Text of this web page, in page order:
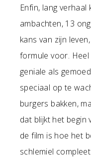
Enfin, lang
ambachten, 13
kans van zijn
formule voor. Heel
geniale als
speciaal op te
burgers bakken,
dat blijkt het begin
de film is hoe het
schlemiel